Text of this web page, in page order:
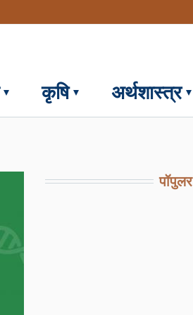
कृषि अर्थशास्त्र
पॉपुलर